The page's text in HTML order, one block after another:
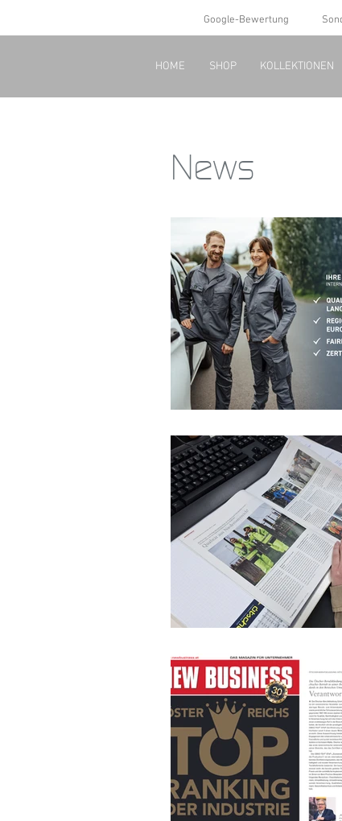
Google-Bewertung
HOME SHOP KOLLEKTIONEN
News